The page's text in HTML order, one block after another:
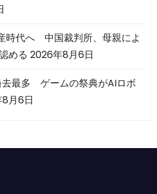
時代へ 中国裁判所、母親によ
める 2026年8月6日
最多 ゲームの祭典がAIロボ
月6日